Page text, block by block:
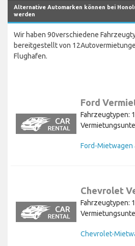
Alternative Automarken können bei
werden
Wir haben 90verschiedene
bereitgestellt von
Flughafen.
Ford
Fahrzeugtypen:
Ford-Mietwagen
Chevrolet
Fahrzeugtypen:
Chevrolet-